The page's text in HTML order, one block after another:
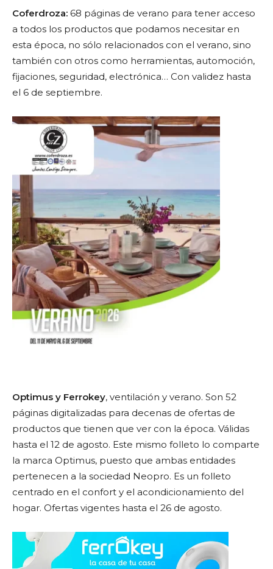
Coferdroza: 68 páginas de verano para tener acceso
a todos los productos que podamos necesitar en
esta época, no sólo relacionados con el verano, sino
también con otros como herramientas, automoción,
fijaciones, seguridad, electrónica… Con validez hasta
el 6 de septiembre.
Optimus y Ferrokey, ventilación y verano. Son 52
páginas digitalizadas para decenas de ofertas de
productos que tienen que ver con la época. Válidas
hasta el 12 de agosto. Este mismo folleto lo comparte
la marca Optimus, puesto que ambas entidades
pertenecen a la sociedad Neopro. Es un folleto
centrado en el confort y el acondicionamiento del
hogar. Ofertas vigentes hasta el 26 de agosto.